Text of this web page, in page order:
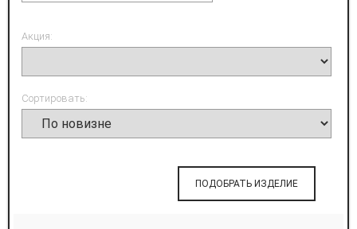
Акция:
Сортировать:
ПОДОБРАТЬ ИЗДЕЛИЕ